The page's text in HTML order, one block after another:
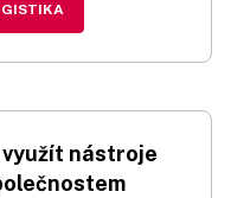
využít nástroje